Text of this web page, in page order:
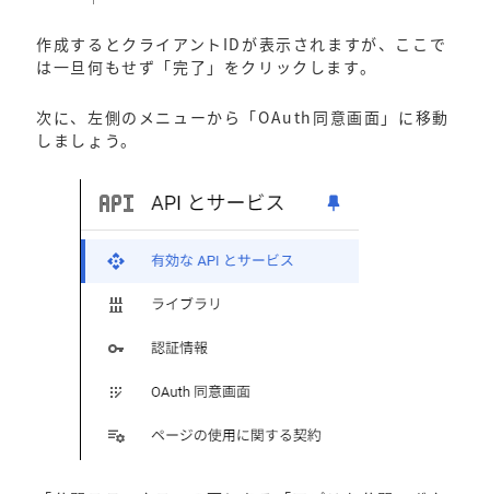
作成するとクライアントIDが表示されますが、ここで
は一旦何もせず「完了」をクリックします。
次に、左側のメニューから「OAuth同意画面」に移動
しましょう。